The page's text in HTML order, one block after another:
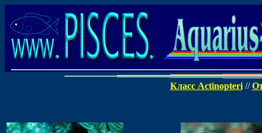
Класс Actinopteri//